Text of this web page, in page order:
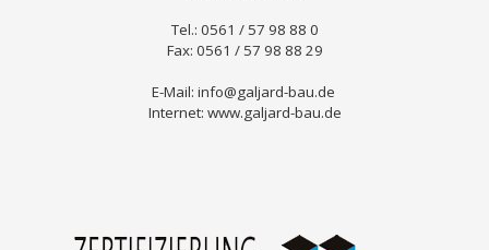
Tel.: 0561 / 57 98 88 0
Fax: 0561 / 57 98 88 29
E-Mail: info@galjard-bau.de
Internet: www.galjard-bau.de